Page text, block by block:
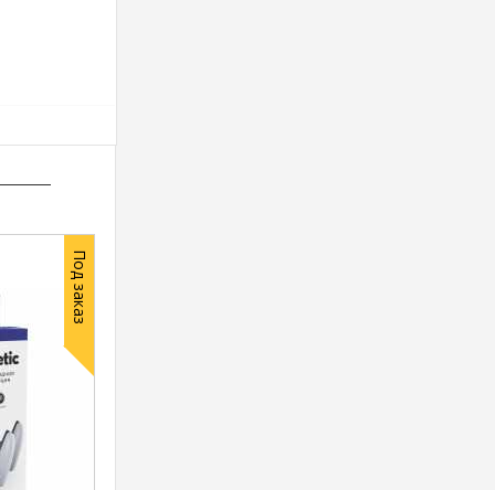
Под заказ